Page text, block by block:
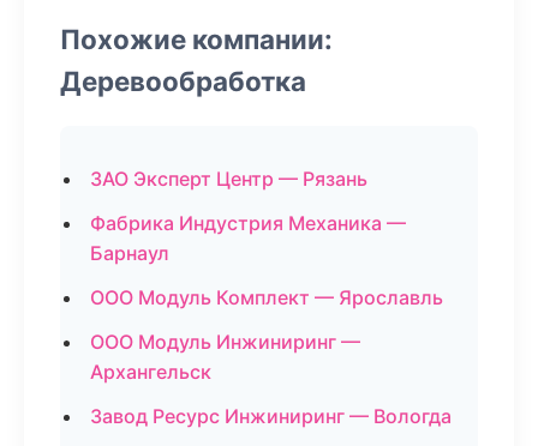
Похожие компании:
Деревообработка
ЗАО Эксперт Центр — Рязань
Фабрика Индустрия Механика —
Барнаул
ООО Модуль Комплект — Ярославль
ООО Модуль Инжиниринг —
Архангельск
Завод Ресурс Инжиниринг — Вологда